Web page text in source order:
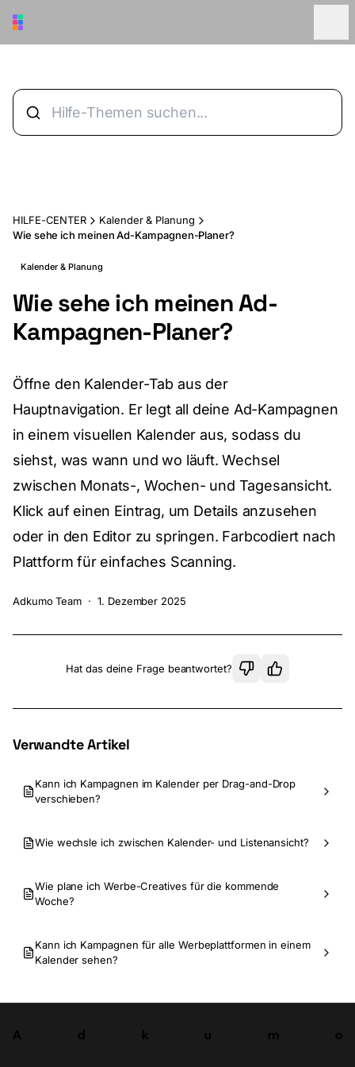
HILFE-CENTER
Kalender & Planung
Wie sehe ich meinen Ad-Kampagnen-Planer?
Kalender & Planung
Wie sehe ich meinen Ad-
Kampagnen-Planer?
Öffne den Kalender-Tab aus der
Hauptnavigation. Er legt all deine Ad-Kampagnen
in einem visuellen Kalender aus, sodass du
siehst, was wann und wo läuft. Wechsel
zwischen Monats-, Wochen- und Tagesansicht.
Klick auf einen Eintrag, um Details anzusehen
oder in den Editor zu springen. Farbcodiert nach
Plattform für einfaches Scanning.
Adkumo Team · 1. Dezember 2025
Hat das deine Frage beantwortet?
Verwandte Artikel
Kann ich Kampagnen im Kalender per Drag-and-Drop
verschieben?
Wie wechsle ich zwischen Kalender- und Listenansicht?
Wie plane ich Werbe-Creatives für die kommende
Woche?
Kann ich Kampagnen für alle Werbeplattformen in einem
Kalender sehen?
A d k u m
o